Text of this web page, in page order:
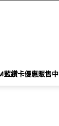
藍鑽卡優惠販售中